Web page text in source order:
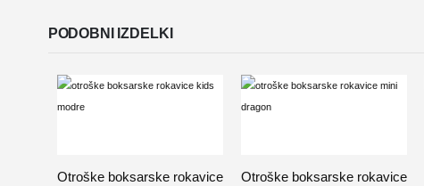
PODOBNI IZDELKI
Otroške boksarske rokavice
Otroške boksarske rokavice